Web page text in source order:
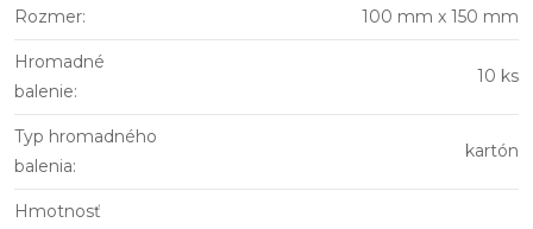
Rozmer: 100 mm x 150 mm
Hromadné
balenie:
10 ks
Typ hromadného
balenia:
kartón
Hmotnosť